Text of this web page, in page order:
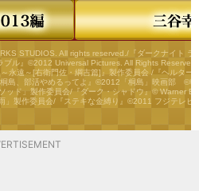
STUDIOS. All rights reserved./『ダークナイト ラ
ル』©2012 Universal Pictures. All Rights
永遠～[右衛門佐・綱吉篇]』製作委員会 /『ヘルター
桐島、部活やめるってよ』©2012「桐島」映画部 ©
ッド」製作委員会/『ダーク・シャドウ』© Warner
」製作委員会/『ステキな金縛り』©2011 フジテレビ